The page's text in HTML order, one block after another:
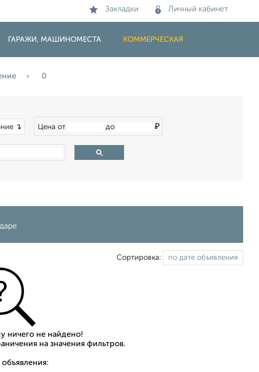
Закладки Личный кабинет
ГАРАЖИ, МАШИНОМЕСТА КОММЕРЧЕСКАЯ
0
↴ Цена от до ₽
Сортировка:
ничего не найдено!
на значения фильтров.